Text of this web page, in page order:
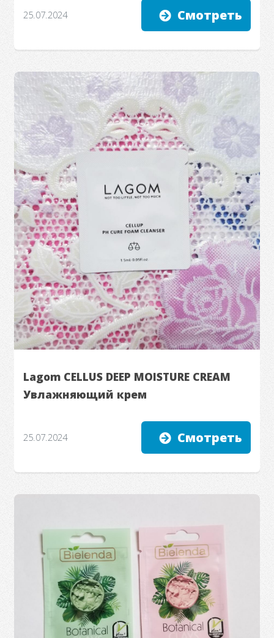
25.07.2024 Смотреть
Lagom CELLUS DEEP MOISTURE CREAM
Увлажняющий крем
25.07.2024 Смотреть